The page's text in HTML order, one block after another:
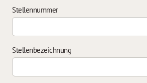
Stellennummer
Stellenbezeichnung